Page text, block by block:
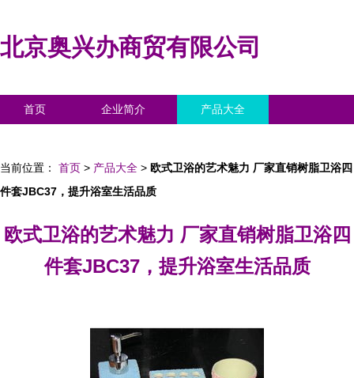
北京奥兴办商贸有限公司
首页 企业简介 产品大全
当前位置： 首页 > 产品大全 > 欧式卫浴的艺术魅力 厂家直销树脂卫浴四
件套JBC37，提升浴室生活品质
欧式卫浴的艺术魅力 厂家直销树脂卫浴四
件套JBC37，提升浴室生活品质